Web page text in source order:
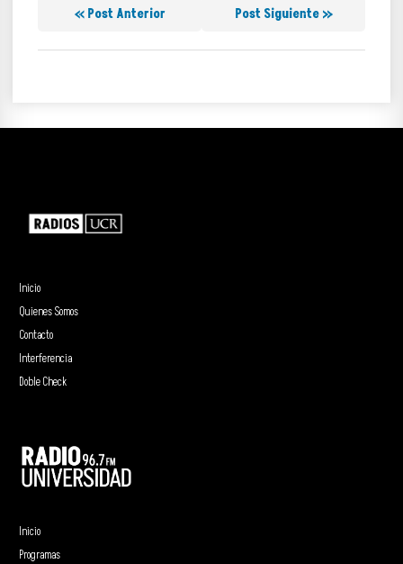
« Post Anterior Post Siguiente »
Inicio
Quienes Somos
Contacto
Interferencia
Doble Check
Inicio
Programas